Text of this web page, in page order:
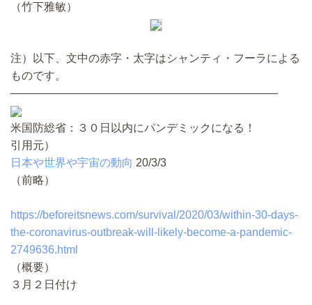
（竹下雅敏）
注）以下、文中の赤字・太字はシャンティ・フーラによる
ものです。
————————————————————————
米国防総省：３０日以内にパンデミックになる！
引用元）
日本や世界や宇宙の動向 20/3/3
（前略）
https://beforeitsnews.com/survival/2020/03/within-30-days-
the-coronavirus-outbreak-will-likely-become-a-pandemic-
2749636.html
（概要）
３月２日付け